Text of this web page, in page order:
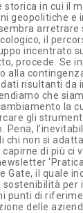
storica in cui il
geopolitiche e
il
incentrato
procede. Se
alla
risultanti da
che
la
gli
Pena,
chi non si
di più ci
Gate, il quale
per
punti di
delle